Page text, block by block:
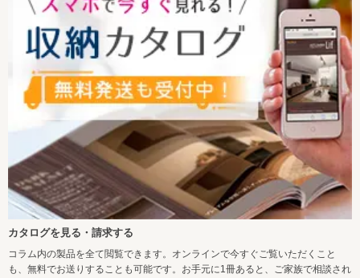
カタログを見る・請求する
コラム内の製品を全て閲覧できます。オンラインで今すぐご覧いただくこと
も、無料でお送りすることも可能です。お手元に1冊あると、ご家族で相談され